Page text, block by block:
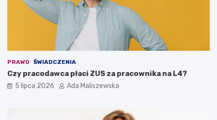
PRAWO ŚWIADCZENIA
Czy pracodawca płaci ZUS za pracownika na L4?
5 lipca 2026 Ada Maliszewska